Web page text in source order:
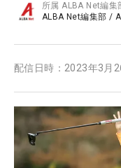
所属ALBA Net編集
ALBA Net編集部 /
配信日時： 2023年3月